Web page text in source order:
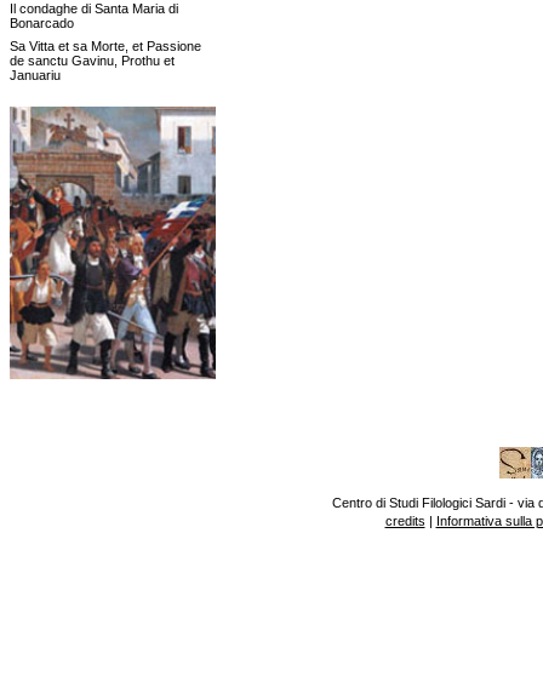
Il condaghe di Santa Maria di
Bonarcado
Sa Vitta et sa Morte, et Passione
de sanctu Gavinu, Prothu et
Januariu
Centro di Studi Filologici Sardi - via
credits | Informativa sulla